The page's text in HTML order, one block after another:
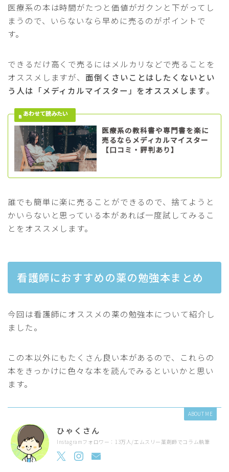
医療系の本は時間がたつと価値がガクンと下がってし
まうので、いらないなら早めに売るのがポイントで
す。
できるだけ高くで売るにはメルカリなどで売ることを
オススメしますが、 面倒くさいことはしたくないとい
う人は「メディカルマイスター」をオススメします。
医療系の教科書や専門書を楽に
売るならメディカルマイスター
【口コミ・評判あり】
誰でも簡単に楽に売ることができるので、捨てようと
かいらないと思っている本があれば一度試してみるこ
とをオススメします。
看護師におすすめの薬の勉強本まとめ
今回は看護師にオススメの薬の勉強本について紹介し
ました。
この本以外にもたくさん良い本があるので、これらの
本をきっかけに色々な本を読んでみるといいかと思い
ます。
ABOUT ME
ひゃくさん
Instagramフォロワー：13万人/エムスリー薬剤師でコラム執筆